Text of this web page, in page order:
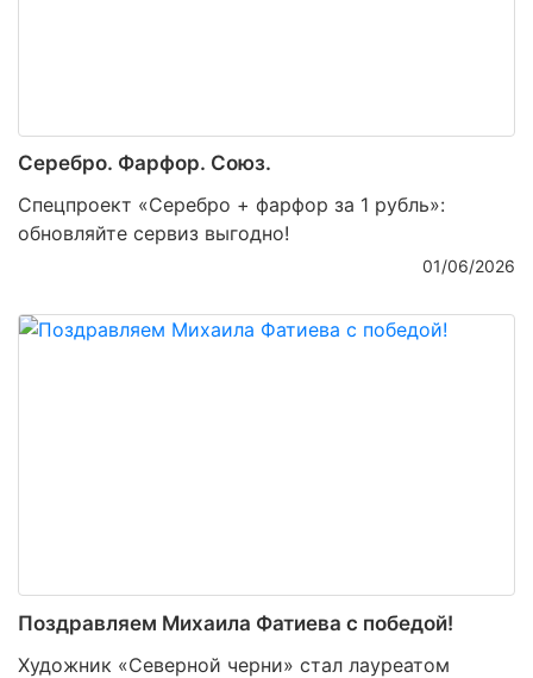
Серебро. Фарфор. Союз.
Спецпроект «Серебро + фарфор за 1 рубль»:
обновляйте сервиз выгодно!
01/06/2026
Поздравляем Михаила Фатиева c победой!
Художник «Северной черни» стал лауреатом